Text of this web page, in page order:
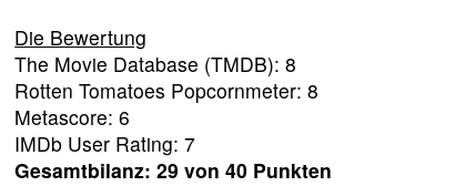
Die Bewertung
The Movie Database (TMDB): 8
Rotten Tomatoes Popcornmeter: 8
Metascore: 6
IMDb User Rating: 7
Gesamtbilanz: 29 von 40 Punkten